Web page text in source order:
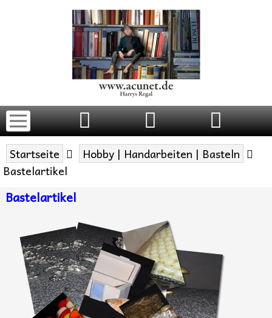
Startseite
Hobby | Handarbeiten | Basteln
Bastelartikel
Bastelartikel